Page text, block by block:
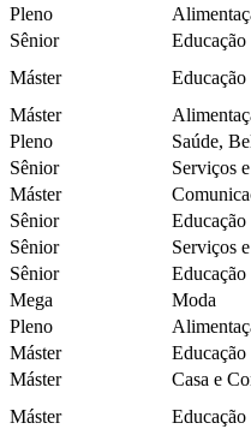
Pleno
Sênior
Educação
Máster
Educação
Máster
Pleno
Saúde,
Sênior
Serviços
Máster
Sênior
Educação
Sênior
Serviços
Sênior
Educação
Mega
Moda
Pleno
Máster
Educação
Máster
Casa e
Máster Educação